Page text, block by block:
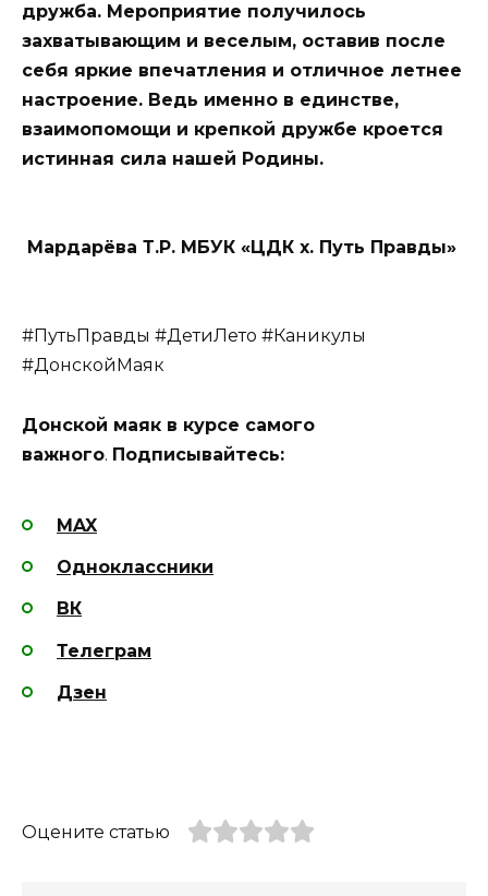
дружба. Мероприятие получилось
захватывающим и веселым, оставив после
себя яркие впечатления и отличное летнее
настроение. Ведь именно в единстве,
взаимопомощи и крепкой дружбе кроется
истинная сила нашей Родины.
Мардарёва Т.Р. МБУК «ЦДК х. Путь Правды»
#ПутьПравды #ДетиЛето #Каникулы
#ДонскойМаяк
Донской маяк в курсе самого
важного. Подписывайтесь:
MAX
Одноклассники
ВК
Телеграм
Дзен
Оцените статью